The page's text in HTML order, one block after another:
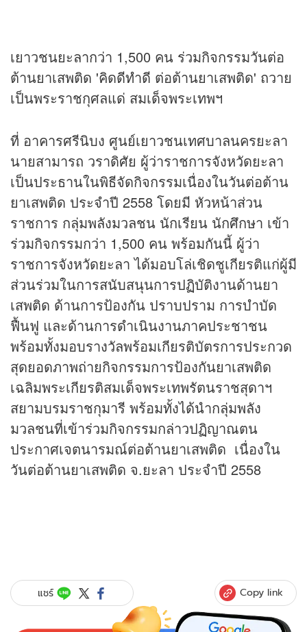
เยาวชนยะลากว่า 1,500 คน ร่วมกิจกรรมวันต่อ
ต้านยาเสพติด 'คิดดีทำดี ต่อต้านยาเสพติด' ถวาย
เป็นพระราชกุศลแด่ สมเด็จพระเทพฯ
ที่ อาคารศรีนิบง ศูนย์เยาวชนเทศบาลนครยะลา
นายสามารถ วราดิศัย ผู้ว่าราชการจังหวัดยะลา
เป็นประธานในพิธีจัดกิจกรรมเนื่องในวันต่อต้าน
ยาเสพติด ประจำปี 2558 โดยมี หัวหน้าส่วน
ราชการ กลุ่มพลังมวลชน นักเรียน นักศึกษา เข้า
ร่วมกิจกรรมกว่า 1,500 คน พร้อมกันนี้ ผู้ว่า
ราชการจังหวัดยะลา ได้มอบโล่เชิดชูเกียรติแก่ผู้มี
ส่วนร่วมในการสนับสนุนการปฏิบัติงานด้านยา
เสพติด ด้านการป้องกัน ปราบปราม การบำบัด
ฟื้นฟู และด้านการดำเนินงานภาคประชาชน
พร้อมทั้งมอบรางวัลพร้อมเกียรติบัตรการประกวด
สุดยอดภาพถ่ายกิจกรรมการป้องกันยาเสพติด
เฉลิมพระเกียรติสมเด็จพระเทพรัตนราชสุดาฯ
สยามบรมราชกุมารี พร้อมทั้งได้นำกลุ่มพลัง
มวลชนที่เข้าร่วมกิจกรรมกล่าวปฏิญาณตน
ประกาศเจตนารมณ์ต่อต้านยาเสพติด เนื่องใน
วันต่อต้านยาเสพติด จ.ยะลา ประจำปี 2558
แชร์ Copy link